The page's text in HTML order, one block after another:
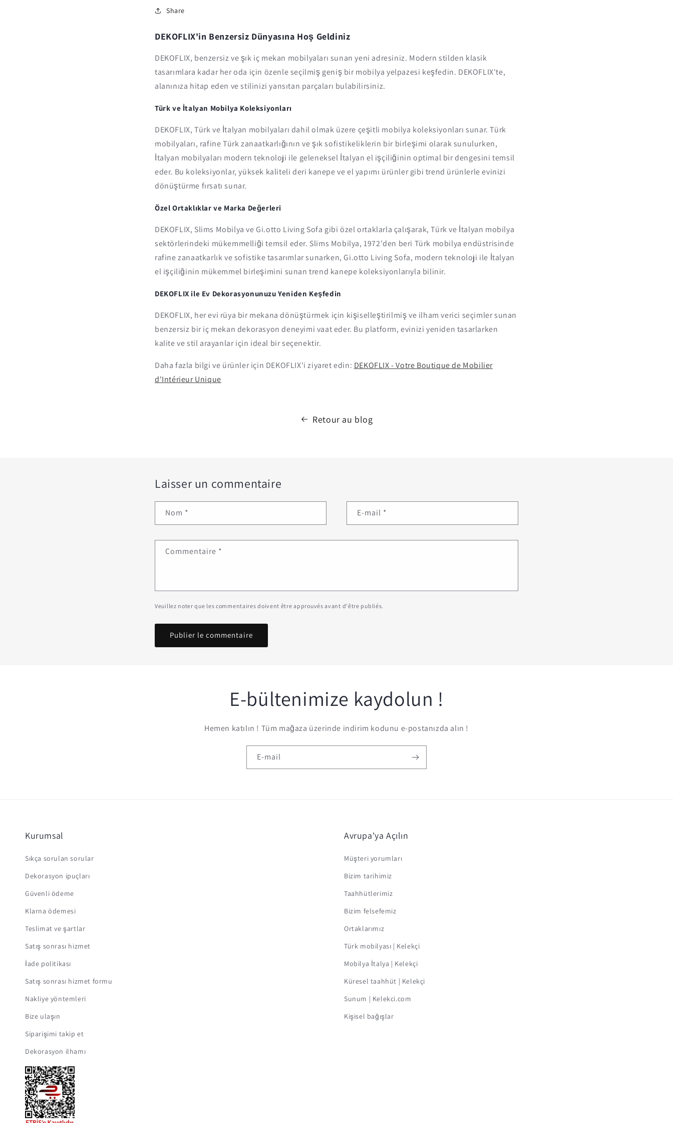
Share
DEKOFLIX'in Benzersiz Dünyasına Hoş Geldiniz
DEKOFLIX, benzersiz ve şık iç mekan mobilyaları sunan yeni adresiniz. Modern stilden klasik
tasarımlara kadar her oda için özenle seçilmiş geniş bir mobilya yelpazesi keşfedin. DEKOFLIX'te,
alanınıza hitap eden ve stilinizi yansıtan parçaları bulabilirsiniz.
Türk ve İtalyan Mobilya Koleksiyonları
DEKOFLIX, Türk ve İtalyan mobilyaları dahil olmak üzere çeşitli mobilya koleksiyonları sunar. Türk
mobilyaları, rafine Türk zanaatkarlığının ve şık sofistikeliklerin bir birleşimi olarak sunulurken,
İtalyan mobilyaları modern teknoloji ile geleneksel İtalyan el işçiliğinin optimal bir dengesini temsil
eder. Bu koleksiyonlar, yüksek kaliteli deri kanepe ve el yapımı ürünler gibi trend ürünlerle evinizi
dönüştürme fırsatı sunar.
Özel Ortaklıklar ve Marka Değerleri
DEKOFLIX, Slims Mobilya ve Gi.otto Living Sofa gibi özel ortaklarla çalışarak, Türk ve İtalyan mobilya
sektörlerindeki mükemmelliği temsil eder. Slims Mobilya, 1972'den beri Türk mobilya endüstrisinde
rafine zanaatkarlık ve sofistike tasarımlar sunarken, Gi.otto Living Sofa, modern teknoloji ile İtalyan
el işçiliğinin mükemmel birleşimini sunan trend kanepe koleksiyonlarıyla bilinir.
DEKOFLIX ile Ev Dekorasyonunuzu Yeniden Keşfedin
DEKOFLIX, her evi rüya bir mekana dönüştürmek için kişiselleştirilmiş ve ilham verici seçimler sunan
benzersiz bir iç mekan dekorasyon deneyimi vaat eder. Bu platform, evinizi yeniden tasarlarken
kalite ve stil arayanlar için ideal bir seçenektir.
Daha fazla bilgi ve ürünler için DEKOFLIX'i ziyaret edin: DEKOFLIX - Votre Boutique de Mobilier
d'Intérieur Unique
Retour au blog
Laisser un commentaire
Nom * E-mail *
Commentaire *
Veuillez noter que les commentaires doivent être approuvés avant d'être publiés.
E-bültenimize kaydolun !
Hemen katılın ! Tüm mağaza üzerinde indirim kodunu e-postanızda alın !
E-mail
Kurumsal
Sıkça sorulan sorular
Dekorasyon ipuçları
Güvenli ödeme
Klarna ödemesi
Teslimat ve şartlar
Satış sonrası hizmet
İade politikası
Satış sonrası hizmet formu
Nakliye yöntemleri
Bize ulaşın
Siparişimi takip et
Dekorasyon ilhamı
Avrupa'ya Açılın
Müşteri yorumları
Bizim tarihimiz
Taahhütlerimiz
Bizim felsefemiz
Ortaklarımız
Türk mobilyası | Kelekçi
Mobilya İtalya | Kelekçi
Küresel taahhüt | Kelekçi
Sunum | Kelekci.com
Kişisel bağışlar